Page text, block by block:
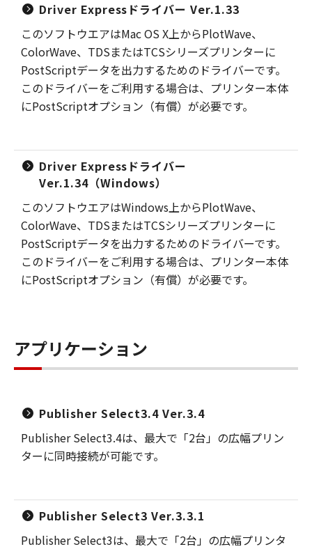
Driver Expressドライバー Ver.1.33
このソフトウエアはMac OS X上からPlotWave、
ColorWave、TDSまたはTCSシリーズプリンターに
PostScriptデータを出力するためのドライバーです。
このドライバーをご利用する場合は、プリンター本体
にPostScriptオプション（有償）が必要です。
Driver Expressドライバー
Ver.1.34（Windows）
このソフトウエアはWindows上からPlotWave、
ColorWave、TDSまたはTCSシリーズプリンターに
PostScriptデータを出力するためのドライバーです。
このドライバーをご利用する場合は、プリンター本体
にPostScriptオプション（有償）が必要です。
アプリケーション
Publisher Select3.4 Ver.3.4
Publisher Select3.4は、最大で「2台」の広幅プリン
ターに同時接続が可能です。
Publisher Select3 Ver.3.3.1
Publisher Select3は、最大で「2台」の広幅プリンタ